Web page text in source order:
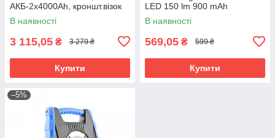
АКБ-2x4000Ah, кроншт.візок
120-190 см/ Brevia No11520
В наявності
3 115,05 ₴ 3 279 ₴
Купити
LED 150 lm 900 mAh
(11210BR)
В наявності
569,05 ₴ 599 ₴
Купити
–5%